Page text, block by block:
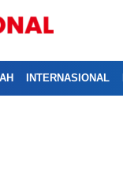
INTERNASIONAL